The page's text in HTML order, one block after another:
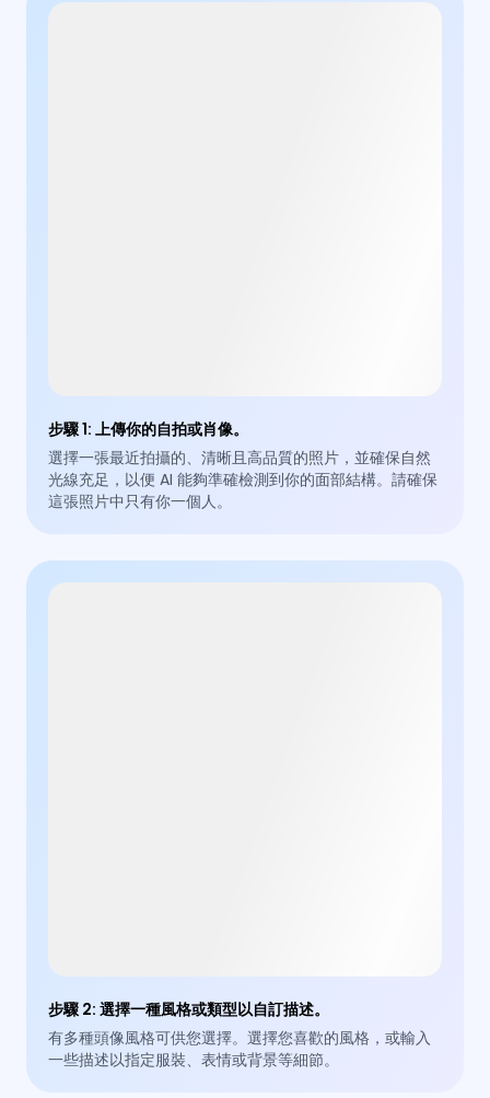
步驟 1:上傳你的自拍或肖像。
選擇一張最近拍攝的、清晰且高品質的照片，並確保自然
光線充足，以便 AI 能夠準確檢測到你的面部結構。請確保
這張照片中只有你一個人。
步驟 2:選擇一種風格或類型以自訂描述。
有多種頭像風格可供您選擇。選擇您喜歡的風格，或輸入
一些描述以指定服裝、表情或背景等細節。